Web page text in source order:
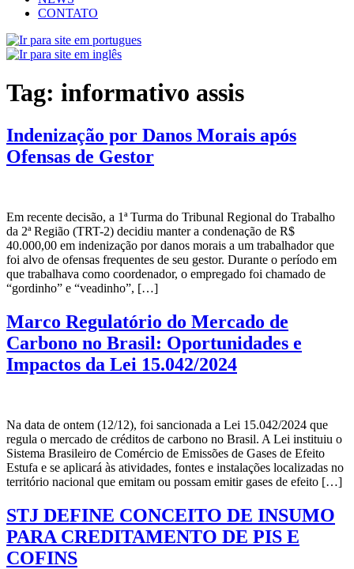
CONTATO
Tag: informativo assis
Indenização por Danos Morais após
Ofensas de Gestor
Em recente decisão, a 1ª Turma do Tribunal Regional do Trabalho
da 2ª Região (TRT-2) decidiu manter a condenação de R$
40.000,00 em indenização por danos morais a um trabalhador que
foi alvo de ofensas frequentes de seu gestor. Durante o período em
que trabalhava como coordenador, o empregado foi chamado de
“gordinho” e “veadinho”, […]
Marco Regulatório do Mercado de
Carbono no Brasil: Oportunidades e
Impactos da Lei 15.042/2024
Na data de ontem (12/12), foi sancionada a Lei 15.042/2024 que
regula o mercado de créditos de carbono no Brasil. A Lei instituiu o
Sistema Brasileiro de Comércio de Emissões de Gases de Efeito
Estufa e se aplicará às atividades, fontes e instalações localizadas no
território nacional que emitam ou possam emitir gases de efeito […]
STJ DEFINE CONCEITO DE INSUMO
PARA CREDITAMENTO DE PIS E
COFINS